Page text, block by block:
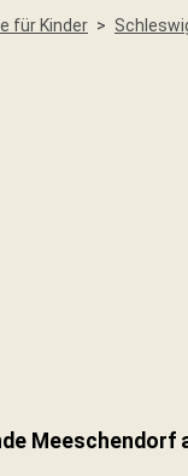
für Kinder
Meeschendorf